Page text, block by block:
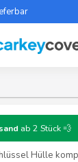
ab 2 Stück 💨
Hülle